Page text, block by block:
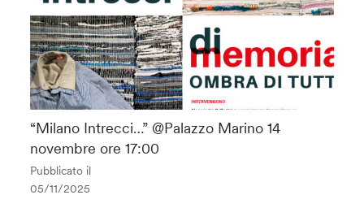
“Milano Intrecci…” @Palazzo Marino 14
novembre ore 17:00
Pubblicato il
05/11/2025